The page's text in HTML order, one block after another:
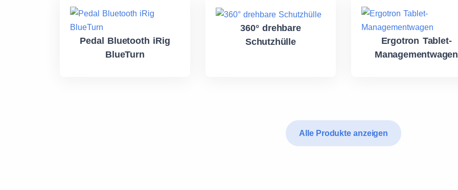
Pedal Bluetooth iRig
BlueTurn
360° drehbare
Schutzhülle
Ergotron Tablet-
Managementwagen
Alle Produkte anzeigen